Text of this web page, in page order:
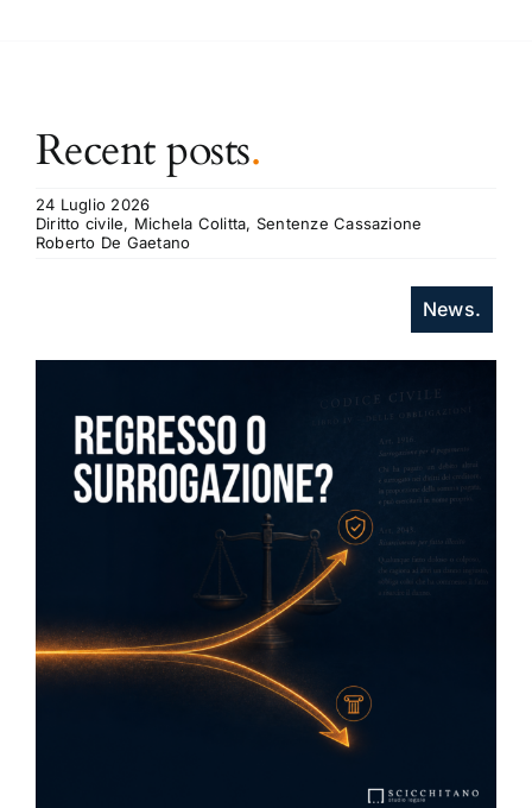
Recent posts.
24 Luglio 2026
Diritto civile, Michela Colitta, Sentenze Cassazione
Roberto De Gaetano
News.